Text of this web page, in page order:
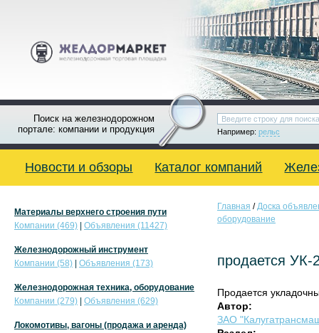
Поиск на железнодорожном
портале: компании и продукция
Например: рельс
Новости и обзоры Каталог компаний
Главная /Доска
оборудование
продается УК-
Продается
Автор:
ЗАО
Материалы верхнего строения пути
Компании (469)
Объявления (11427)
Железнодорожный инструмент
Компании (58)
Объявления (173)
Железнодорожная техника, оборудование
Компании (279)
Объявления (629)
Локомотивы, вагоны (продажа и аренда)